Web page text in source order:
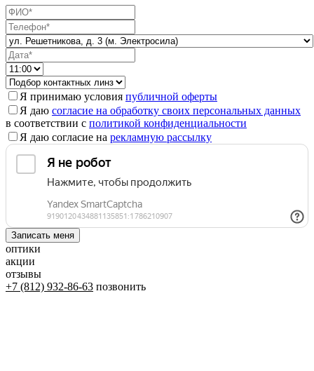
Я принимаю условия публичной оферты
Я даю согласие на обработку своих персональных данных
в соответствии с политикой конфиденциальности
Я даю согласие на рекламную рассылку
оптики
акции
отзывы
+7 (812) 932-86-63 позвонить